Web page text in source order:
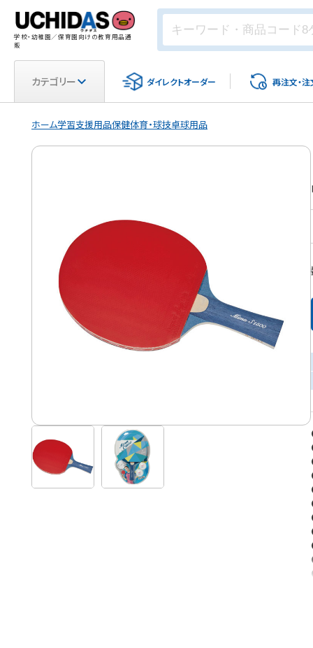
学校・幼稚園／保育園向けの教育用品通
販
カテゴリー ダイレクトオーダー 再注文・注
ホーム学習支援用品保健体育・球技卓球用品